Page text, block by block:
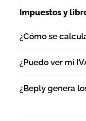
Impuestos y
¿Cómo se
¿Puedo ver mi
¿Beply genera